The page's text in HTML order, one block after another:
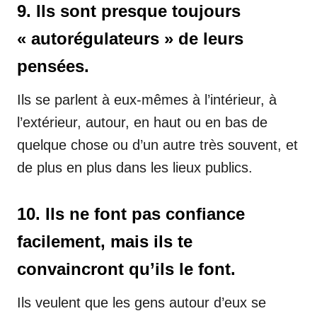
9. Ils sont presque toujours
« autorégulateurs » de leurs
pensées.
Ils se parlent à eux-mêmes à l’intérieur, à
l’extérieur, autour, en haut ou en bas de
quelque chose ou d’un autre très souvent, et
de plus en plus dans les lieux publics.
10. Ils ne font pas confiance
facilement, mais ils te
convaincront qu’ils le font.
Ils veulent que les gens autour d’eux se